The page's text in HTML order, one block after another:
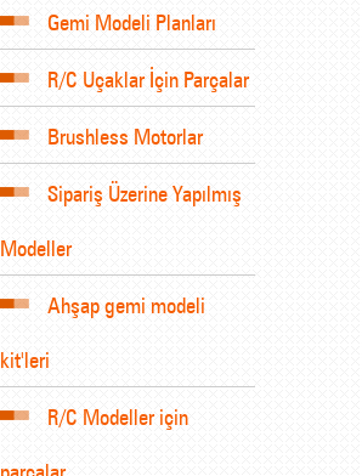
Gemi Modeli Planları
R/C Uçaklar İçin Parçalar
Brushless Motorlar
Sipariş Üzerine Yapılmış
Modeller
Ahşap gemi modeli
kit'leri
R/C Modeller için
parçalar